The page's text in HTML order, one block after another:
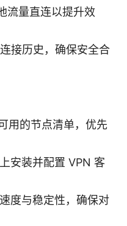
流量直连以提升效
接历史，确保安全合
用的节点清单，优先
安装并配置 VPN 客
度与稳定性，确保对